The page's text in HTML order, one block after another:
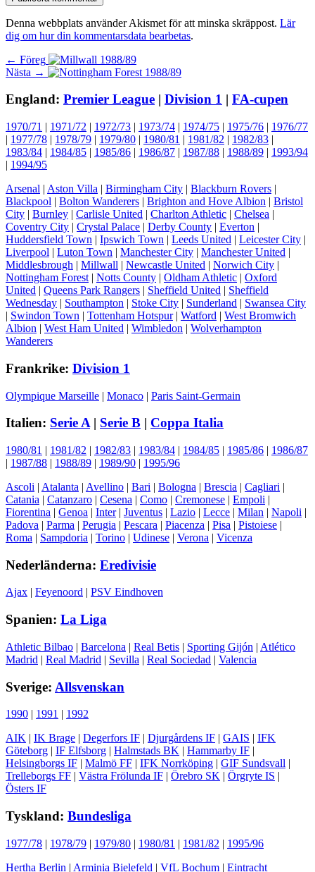
Denna webbplats använder Akismet för att minska skräppost. Lär
dig om hur din kommentarsdata bearbetas.
Inläggsnavigering
← Föreg Föregående
inlägg:
Nästa → Nästa
England: Premier League | Division 1 | FA-cupen
1970/71 | 1971/72 | 1972/73 | 1973/74 | 1974/75 | 1975/76 | 1976/77
| 1977/78 | 1978/79 | 1979/80 | 1980/81 | 1981/82 | 1982/83 |
1983/84 | 1984/85 | 1985/86 | 1986/87 | 1987/88 | 1988/89 | 1993/94
| 1994/95
Arsenal | Aston Villa | Birmingham City | Blackburn Rovers |
Blackpool | Bolton Wanderers | Brighton and Hove Albion | Bristol
City | Burnley | Carlisle United | Charlton Athletic | Chelsea |
Coventry City | Crystal Palace | Derby County | Everton |
Huddersfield Town | Ipswich Town | Leeds United | Leicester City |
Liverpool | Luton Town | Manchester City | Manchester United |
Middlesbrough | Millwall | Newcastle United | Norwich City |
Nottingham Forest | Notts County | Oldham Athletic | Oxford
United | Queens Park Rangers | Sheffield United | Sheffield
Wednesday | Southampton | Stoke City | Sunderland | Swansea City
| Swindon Town | Tottenham Hotspur| Watford | West Bromwich
Albion | West Ham United | Wimbledon | Wolverhampton
Wanderers
Frankrike: Division 1
Olympique Marseille | Monaco | Paris Saint-Germain
Italien: Serie A| Serie B | Coppa Italia
1980/81 | 1981/82 | 1982/83 | 1983/84 | 1984/85 | 1985/86 | 1986/87
| 1987/88 | 1988/89 | 1989/90 | 1995/96
Ascoli | Atalanta | Avellino | Bari | Bologna | Brescia | Cagliari |
Catania | Catanzaro | Cesena | Como | Cremonese | Empoli |
Fiorentina | Genoa | Inter| Juventus | Lazio | Lecce | Milan | Napoli |
Padova | Parma | Perugia | Pescara | Piacenza | Pisa | Pistoiese |
Roma | Sampdoria | Torino | Udinese | Verona | Vicenza
Nederländerna: Eredivisie
Ajax | Feyenoord | PSV Eindhoven
Spanien: La Liga
Athletic Bilbao | Barcelona | Real Betis | Sporting Gijón | Atlético
Madrid | Real Madrid | Sevilla | Real Sociedad | Valencia
Sverige: Allsvenskan
1990 | 1991 | 1992
AIK | IK Brage | Degerfors IF | Djurgårdens IF | GAIS | IFK
Göteborg | IF Elfsborg | Halmstads BK | Hammarby IF |
Helsingborgs IF | Malmö FF | IFK Norrköping | GIF Sundsvall |
Trelleborgs FF | Västra Frölunda IF | Örebro SK | Örgryte IS |
Östers IF
Tyskland: Bundesliga
1977/78 | 1978/79 | 1979/80 | 1980/81 | 1981/82 | 1995/96
Hertha Berlin | Arminia Bielefeld | VfL Bochum | Eintracht